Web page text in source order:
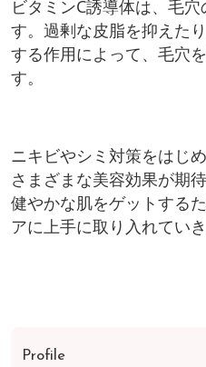
ビタミンC誘導体は、毛
す。過剰な皮脂を抑えた
する作用によって、毛穴
す。
ニキビやシミ対策をはじ
さまざまな美容効果が期待
健やかな肌をゲットする
アに上手に取り入れていき
Profile